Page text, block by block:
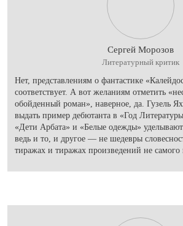
Сергей Морозов
Литературный критик
Нет, представлениям о фантастике
соответствует. А вот желаниям отметить
обойденный роман», наверное, да. Гузель
выдать пример дебютанта в «Год
«Дети Арбата» и «Белые одежды»
ведь и то, и другое — не шедевры
тиражах и тиражах произведений не